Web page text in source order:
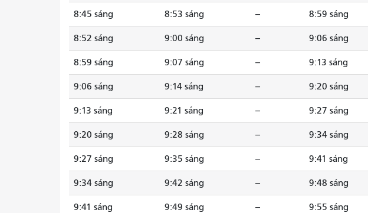
8:45 sáng 8:53 sáng -- 8:59 sáng
8:52 sáng 9:00 sáng -- 9:06 sáng
8:59 sáng 9:07 sáng -- 9:13 sáng
9:06 sáng 9:14 sáng -- 9:20 sáng
9:13 sáng 9:21 sáng -- 9:27 sáng
9:20 sáng 9:28 sáng -- 9:34 sáng
9:27 sáng 9:35 sáng -- 9:41 sáng
9:34 sáng 9:42 sáng -- 9:48 sáng
9:41 sáng 9:49 sáng -- 9:55 sáng